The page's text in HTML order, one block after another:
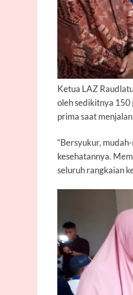
Ketua LAZ
oleh sedikitnya 150
prima saat
“Bersyukur,
kesehatannya.
seluruh rangkaian